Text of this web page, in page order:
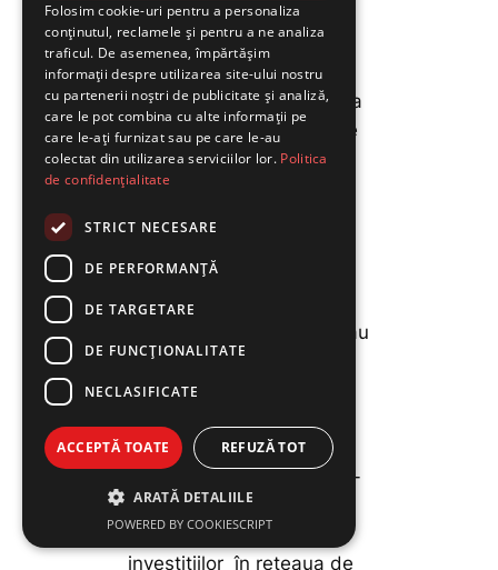
energie la prețuri
accesibile pentru
consumatorii rezidențiali,
publici și privați. Înlocuirea
vechilor tehnologii cu cele
noi pentru a obține
eficiență energetică,
mixului de energie,
consolidarea surselor
regenerabile de energie au
fost câteva dintre
propunerile companiilor în
panel al conferinței, axat
pe Energie. Companiile și-
au exprimat interesul
pentru continuarea
investițiilor în rețeaua de
Folosim cookie-uri pentru a personaliza
conținutul, reclamele și pentru a ne analiza
traficul. De asemenea, împărtășim
informații despre utilizarea site-ului nostru
cu partenerii noștri de publicitate și analiză,
care le pot combina cu alte informații pe
care le-ați furnizat sau pe care le-au
colectat din utilizarea serviciilor lor. Politica
de confidențialitate
STRICT NECESARE
DE PERFORMANȚĂ
DE TARGETARE
DE FUNCŢIONALITATE
NECLASIFICATE
ACCEPTĂ TOATE REFUZĂ TOT
ARATĂ DETALIILE
POWERED BY COOKIESCRIPT